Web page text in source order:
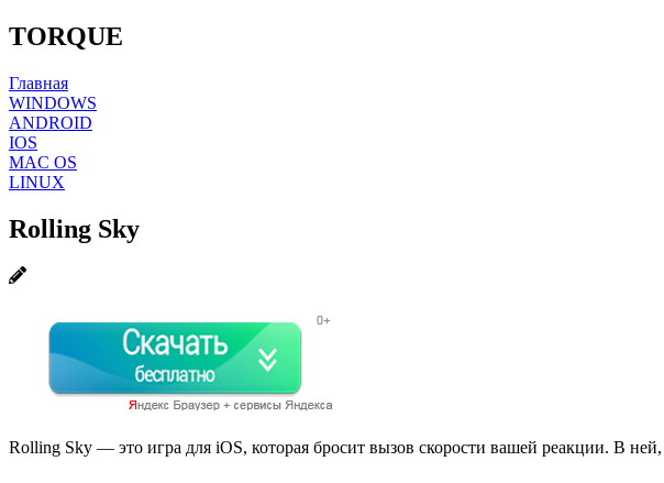
TORQUE
Главная
WINDOWS
ANDROID
IOS
MAC OS
LINUX
Rolling Sky
Rolling Sky — это игра для iOS, которая бросит вызов скорости вашей реакции. В